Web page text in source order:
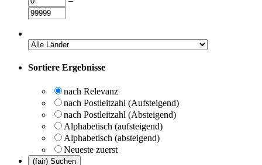
Sortiere Ergebnisse
nach Relevanz
nach Postleitzahl (Aufsteigend)
nach Postleitzahl (Absteigend)
Alphabetisch (aufsteigend)
Alphabetisch (absteigend)
Neueste zuerst